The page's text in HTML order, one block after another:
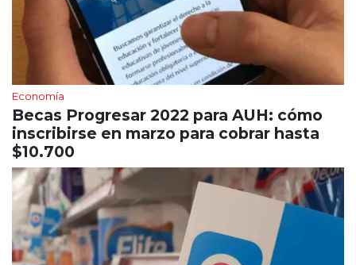
Economía
Becas Progresar 2022 para AUH: cómo
inscribirse en marzo para cobrar hasta
$10.700